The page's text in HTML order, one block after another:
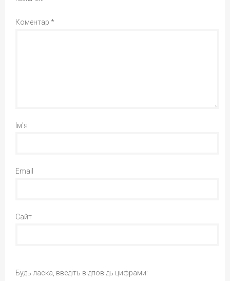
Коментар *
Ім'я
Email
Сайт
Будь ласка, введіть відповідь цифрами: